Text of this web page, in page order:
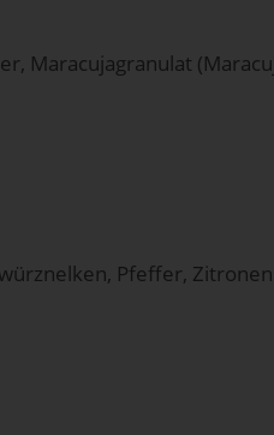
Maracujagranulat
Pfeffer,